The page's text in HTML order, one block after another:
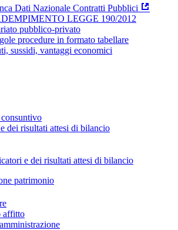
Dati Nazionale Contratti Pubblici
LEGGE 190/2012
pubblico-privato
procedure in formato tabellare
sussidi, vantaggi economici
dei risultati attesi di bilancio
e dei risultati attesi di bilancio
patrimonio
affitto